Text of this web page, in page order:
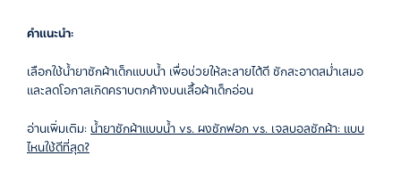
คำแนะนำ:
เลือกใช้น้ำยาซักผ้าเด็กแบบน้ำ เพื่อช่วยให้ละลายได้ดี ซักสะอาดสม่ำเสมอ
และลดโอกาสเกิดคราบตกค้างบนเสื้อผ้าเด็กอ่อน
อ่านเพิ่มเติม: น้ำยาซักผ้าแบบน้ำ vs. ผงซักฟอก vs. เจลบอลซักผ้า: แบบ
ไหนใช้ดีที่สุด?